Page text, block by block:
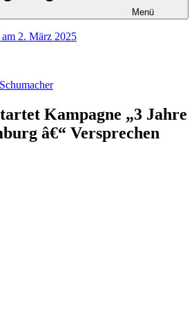
Menü
2. März 2025
Kampagne „3 Jahre
â€“ Versprechen